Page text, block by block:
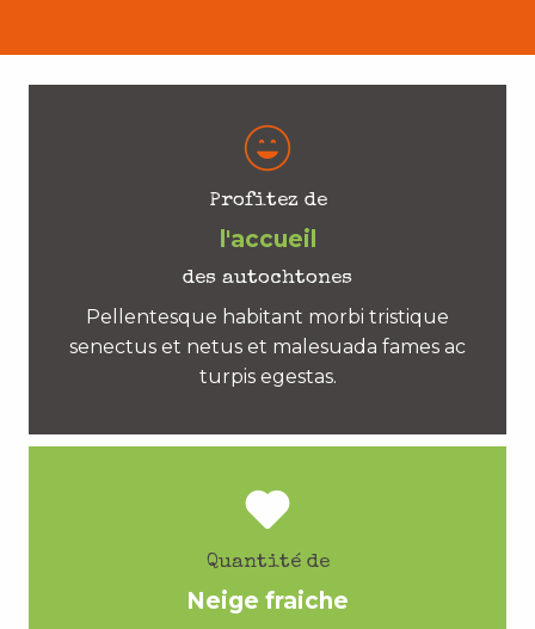
Profitez de
l'accueil
des autochtones
Pellentesque habitant morbi tristique
senectus et netus et malesuada fames ac
turpis egestas.
Quantité de
Neige fraiche